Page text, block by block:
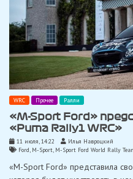
WRC Прочее Ралли
«M-Sport Ford»
«Puma Rally1 WRC»
11 июля, 14:22
Илья Навроцкий
Ford, M-Sport, M-Sport Ford World Rally
«M-Sport Ford» представила